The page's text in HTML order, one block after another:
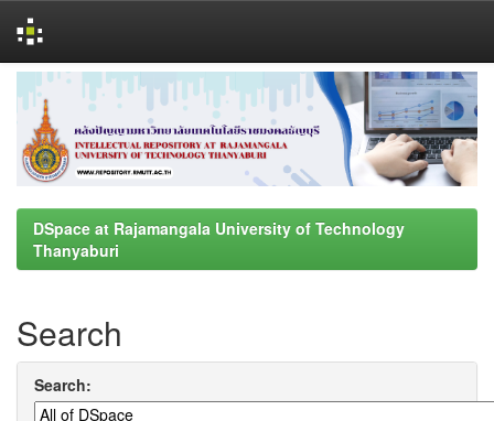
navigation
DSpace at Rajamangala University of Technology
Thanyaburi
Search
Search: